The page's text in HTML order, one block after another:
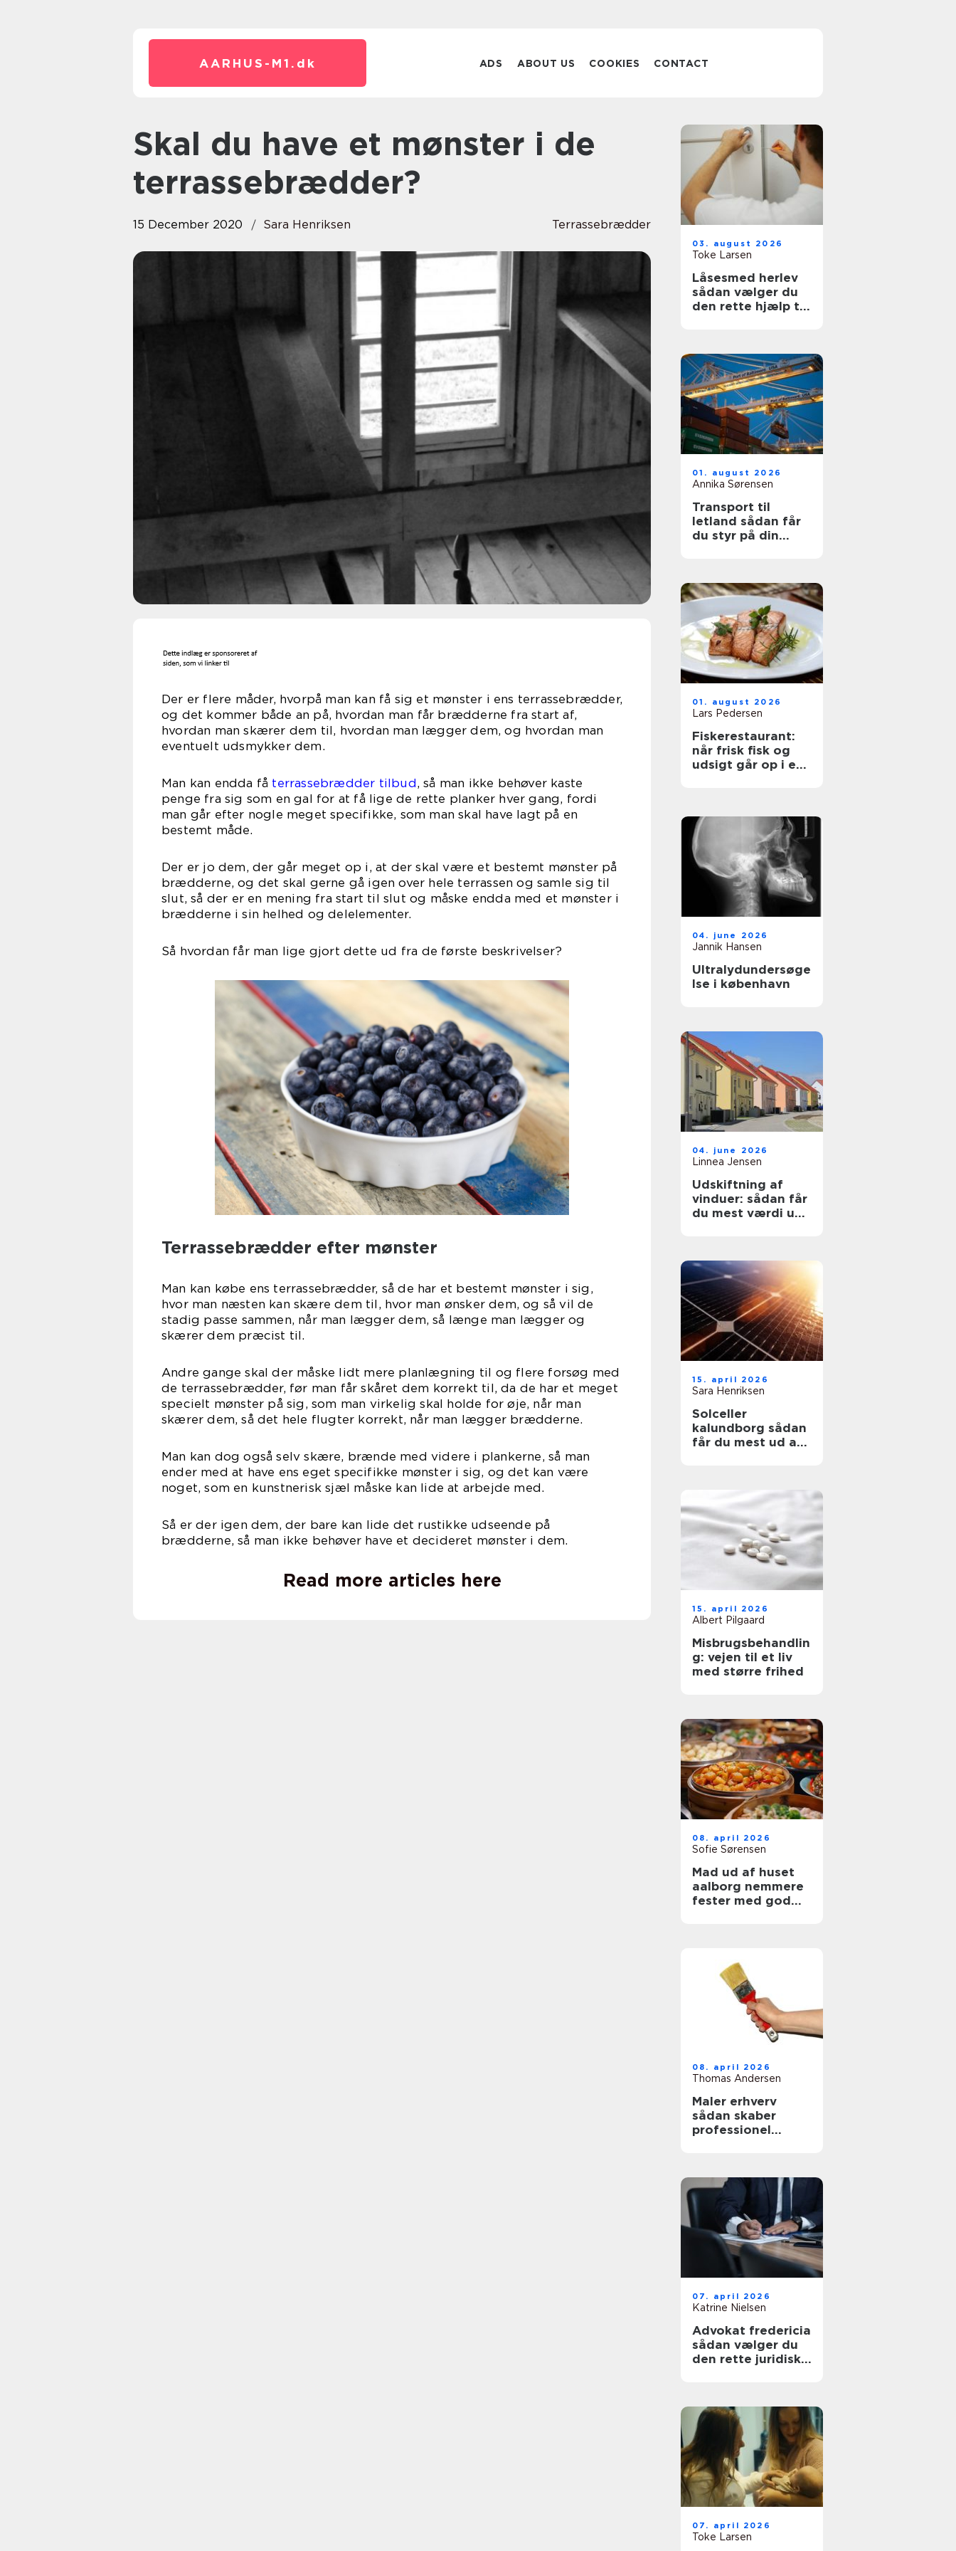
AARHUS-M1. dk ADS ABOUT US COOKIES CONTACT
Skal du have et mønster i de
terrassebrædder?
15 December 2020 Sara Henriksen Terrassebrædder
Der er flere måder, hvorpå man kan få sig et mønster i ens terrassebrædder,
og det kommer både an på, hvordan man får brædderne fra start af,
hvordan man skærer dem til, hvordan man lægger dem, og hvordan man
eventuelt udsmykker dem.
Man kan endda få terrassebrædder tilbud, så man ikke behøver kaste
penge fra sig som en gal for at få lige de rette planker hver gang, fordi
man går efter nogle meget specifikke, som man skal have lagt på en
bestemt måde.
Der er jo dem, der går meget op i, at der skal være et bestemt mønster på
brædderne, og det skal gerne gå igen over hele terrassen og samle sig til
slut, så der er en mening fra start til slut og måske endda med et mønster i
brædderne i sin helhed og delelementer.
Så hvordan får man lige gjort dette ud fra de første beskrivelser?
Terrassebrædder efter mønster
Man kan købe ens terrassebrædder, så de har et bestemt mønster i sig,
hvor man næsten kan skære dem til, hvor man ønsker dem, og så vil de
stadig passe sammen, når man lægger dem, så længe man lægger og
skærer dem præcist til.
Andre gange skal der måske lidt mere planlægning til og flere forsøg med
de terrassebrædder, før man får skåret dem korrekt til, da de har et meget
specielt mønster på sig, som man virkelig skal holde for øje, når man
skærer dem, så det hele flugter korrekt, når man lægger brædderne.
Man kan dog også selv skære, brænde med videre i plankerne, så man
ender med at have ens eget specifikke mønster i sig, og det kan være
noget, som en kunstnerisk sjæl måske kan lide at arbejde med.
Så er der igen dem, der bare kan lide det rustikke udseende på
brædderne, så man ikke behøver have et decideret mønster i dem.
Read more articles here
03. august 2026
Toke Larsen
Låsesmed herlev
sådan vælger du
den rette hjælp til
01. august 2026
Annika Sørensen
Transport til
letland sådan får
du styr på din
01. august 2026
Lars Pedersen
Fiskerestaurant:
når frisk fisk og
udsigt går op i en
04. june 2026
Jannik Hansen
Ultralydundersøge
lse i københavn
04. june 2026
Linnea Jensen
Udskiftning af
vinduer: sådan får
du mest værdi ud
15. april 2026
Sara Henriksen
Solceller
kalundborg sådan
får du mest ud af
15. april 2026
Albert Pilgaard
Misbrugsbehandlin
g: vejen til et liv
med større frihed
08. april 2026
Sofie Sørensen
Mad ud af huset
aalborg nemmere
fester med god
08. april 2026
Thomas Andersen
Maler erhverv
sådan skaber
professionel
07. april 2026
Katrine Nielsen
Advokat fredericia
sådan vælger du
den rette juridiske
07. april 2026
Toke Larsen